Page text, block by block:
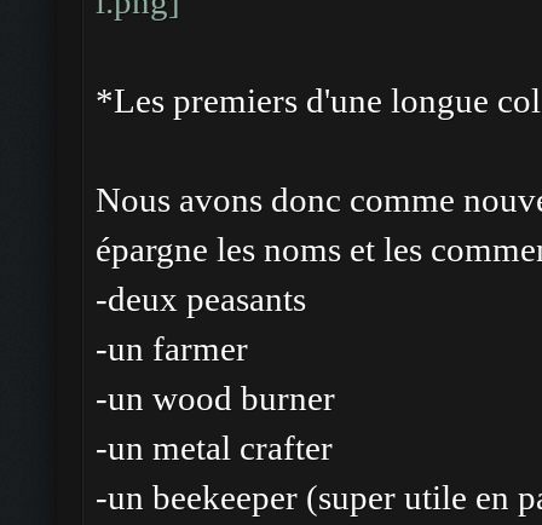
*Les premiers d'une longue
Nous avons donc comme
épargne les noms et les
-deux peasants
-un farmer
-un wood burner
-un metal crafter
-un beekeeper (super utile en